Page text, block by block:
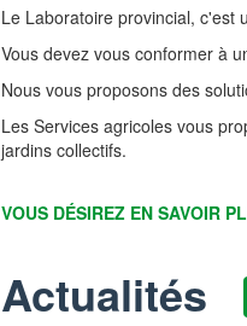
Le Laboratoire provincial, c'est
Vous devez vous conformer à
Nous vous proposons des
Les Services agricoles vous
jardins collectifs.
VOUS DÉSIREZ EN SAVOIR
Actualités